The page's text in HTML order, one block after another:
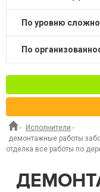
по уровню
по
- Исполнители -
демонтажные работы
отделка все работы по